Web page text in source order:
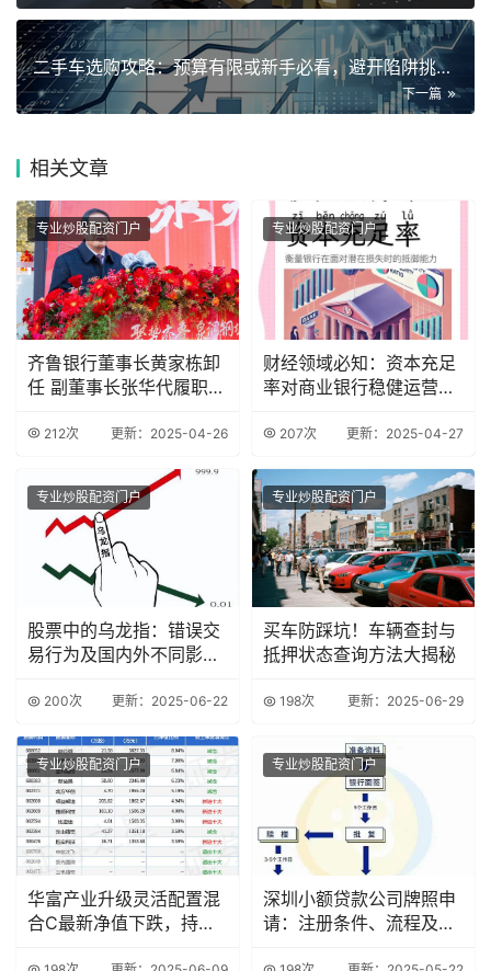
二手车选购攻略：预算有限或新手必看，避开陷阱挑好车
下一篇
相关文章
专业炒股配资门户
齐鲁银行董事长黄家栋卸
任 副董事长张华代履职
212次 更新：2025-04-26
专业炒股配资门户
财经领域必知：资本充足
率对商业银行稳健运营的
207次 更新：2025-04-27
专业炒股配资门户
股票中的乌龙指：错误交
易行为及国内外不同影
200次 更新：2025-06-22
专业炒股配资门户
买车防踩坑！车辆查封与
抵押状态查询方法大揭秘
198次 更新：2025-06-29
专业炒股配资门户
华富产业升级灵活配置混
合C最新净值下跌，持仓
专业炒股配资门户
深圳小额贷款公司牌照申
请：注册条件、流程及相